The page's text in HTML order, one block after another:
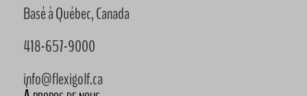
Basé à Québec, Canada
418-657-9000
info@flexigolf.ca